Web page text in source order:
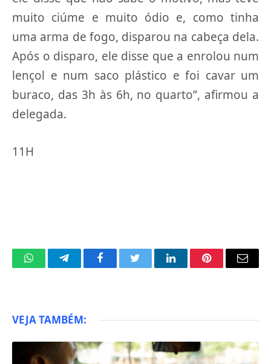
muito ciúme e muito ódio e, como tinha
uma arma de fogo, disparou na cabeça dela.
Após o disparo, ele disse que a enrolou num
lençol e num saco plástico e foi cavar um
buraco, das 3h às 6h, no quarto”, afirmou a
delegada.
11H
WhatsAppTelegramFacebookTwitter LinkedInPinterestEmail
VEJA TAMBÉM: